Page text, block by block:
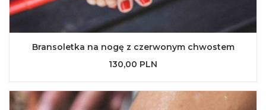
Bransoletka na nogę z czerwonym chwostem
130,00 PLN